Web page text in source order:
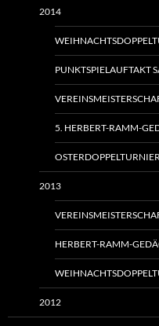
2014
PUNKTSPIELAUFTAKT
5. HERBERT-RAMM-
OSTERDOPPELTURNIER
2013
HERBERT-RAMM-
2012